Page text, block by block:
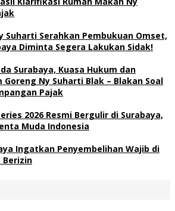
Suharti Serahkan Pembukuan Omset,
Diminta Segera Lakukan Sidak!
Surabaya, Kuasa Hukum dan
Goreng Ny Suharti Blak – Blakan Soal
Pajak
2026 Resmi Bergulir di Surabaya,
Muda Indonesia
Ingatkan Penyembelihan Wajib di
Berizin